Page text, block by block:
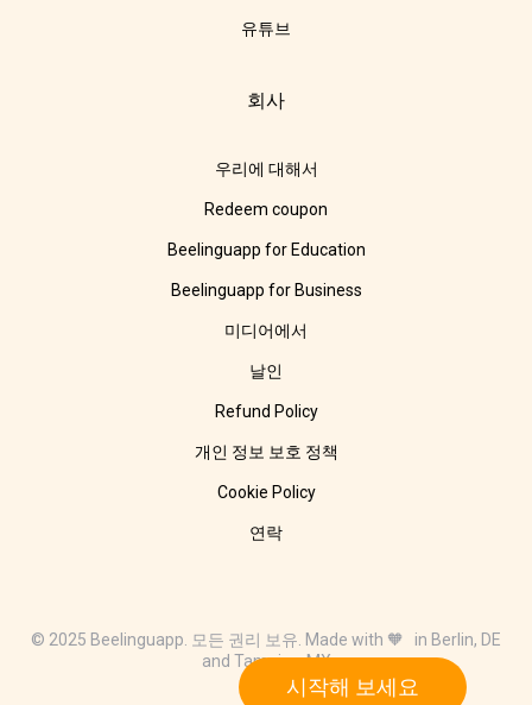
시작해 보세요
유튜브
회사
우리에 대해서
Redeem coupon
Beelinguapp for Education
Beelinguapp for Business
미디어에서
날인
Refund Policy
개인 정보 보호 정책
Cookie Policy
연락
© 2025 Beelinguapp. 모든 권리 보유. Made with 🧡 in Berlin, DE
and Tampico, MX